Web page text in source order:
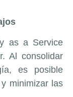
as a Service
Al consolidar
es posible
minimizar las